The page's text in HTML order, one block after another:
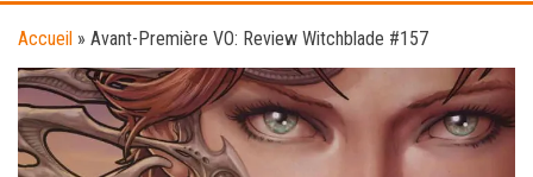
Accueil » Avant-Première VO: Review Witchblade #157